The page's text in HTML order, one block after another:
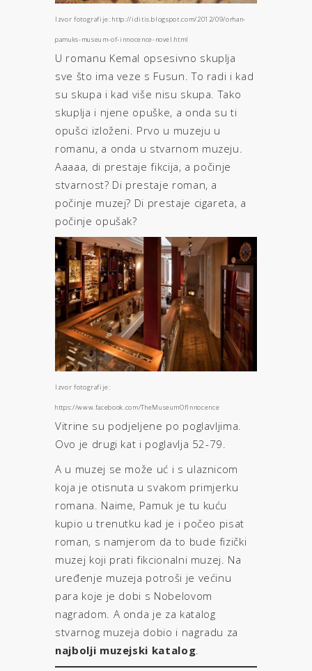
Izvor fotografije: http://iditis.blogspot.com/2012/09/orhan-
pamuks-museum-of-innocence-novel.html
U romanu Kemal opsesivno skuplja
sve što ima veze s Fusun. To radi i kad
su skupa i kad više nisu skupa. Tako
skuplja i njene opuške, a onda su ti
opušci izloženi. Prvo u muzeju u
romanu, a onda u stvarnom muzeju.
Aaaaa, di prestaje fikcija, a počinje
stvarnost? Di prestaje roman, a
počinje muzej? Di prestaje cigareta, a
počinje opušak?
Izvor fotografije:
https://www.facebook.com/TheMuseumOfInnocence
Vitrine su podjeljene po poglavljima.
Ovo je drugi kat i poglavlja 52-79.
A u muzej se može uć i s ulaznicom
koja je otisnuta u svakom primjerku
romana. Naime, Pamuk je tu kuću
kupio u trenutku kad je i počeo pisat
roman, s namjerom da to bude fizički
muzej koji prati fikcionalni muzej. Na
uređenje muzeja potroši je većinu
para koje je dobi s Nobelovom
nagradom. A onda je za katalog
stvarnog muzeja dobio i nagradu za
najbolji muzejski katalog.